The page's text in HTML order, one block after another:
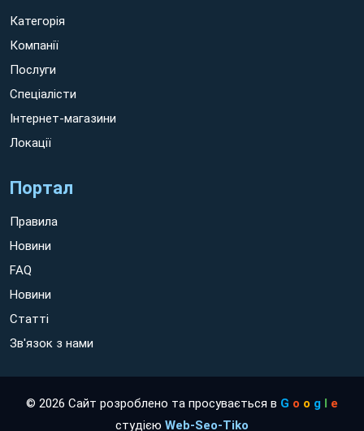
Категорія
Компанії
Послуги
Спеціалісти
Інтернет-магазини
Локації
Портал
Правила
Новини
FAQ
Новини
Статті
Зв'язок з нами
© 2026 Сайт розроблено та просувається в G o o g l e
студією Web-Seo-Tiko